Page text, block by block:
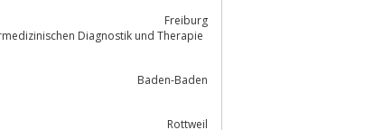
Freiburg
Diagnostik und Therapie
Baden-Baden
Rottweil